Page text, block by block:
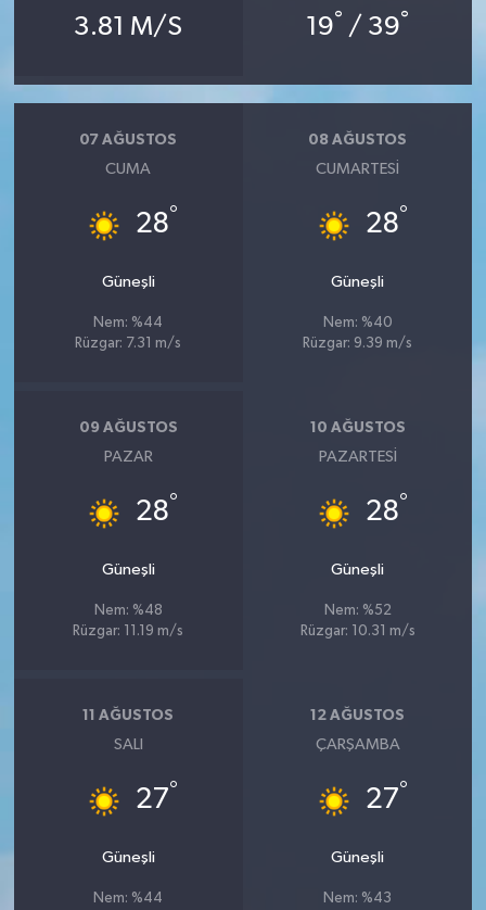
3.81 M/S 19° / 39°
07 AĞUSTOS
CUMA
28°
Güneşli
Nem: %44
Rüzgar: 7.31 m/s
08 AĞUSTOS
CUMARTESI
28°
Güneşli
Nem: %40
Rüzgar: 9.39 m/s
09 AĞUSTOS
PAZAR
28°
Güneşli
Nem: %48
Rüzgar: 11.19 m/s
10 AĞUSTOS
PAZARTESI
28°
Güneşli
Nem: %52
Rüzgar: 10.31 m/s
11 AĞUSTOS
SALI
27°
Güneşli
Nem: %44
12 AĞUSTOS
ÇARŞAMBA
27°
Güneşli
Nem: %43